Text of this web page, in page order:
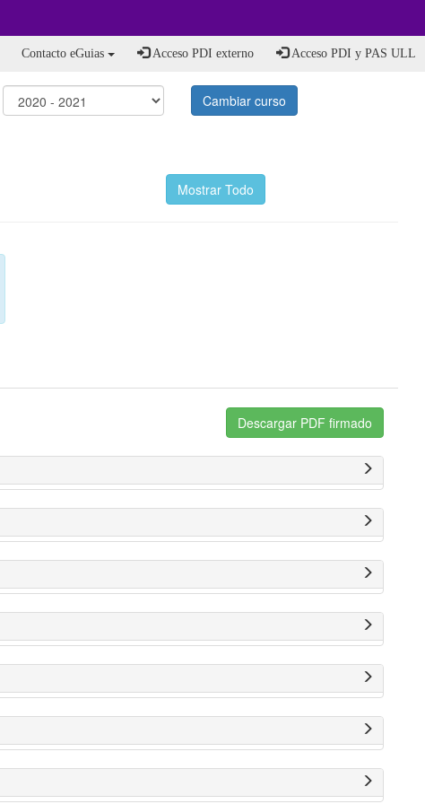
Contacto eGuias Acceso PDI externo Acceso PDI y PAS ULL
Cambiar curso
Mostrar Todo
Descargar PDF firmado